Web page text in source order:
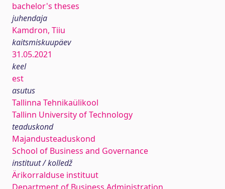
bachelor's theses
juhendaja
Kamdron, Tiiu
kaitsmiskuupäev
31.05.2021
keel
est
asutus
Tallinna Tehnikaülikool
Tallinn University of Technology
teaduskond
Majandusteaduskond
School of Business and Governance
instituut / kolledž
Ärikorralduse instituut